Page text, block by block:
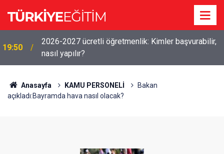
19:50
2026-2027 ücretli öğretmenlik: Kimler başvurabilir,
nasıl yapılır?
Anasayfa KAMU PERSONELİ
Bakan
açıkladı:Bayramda hava nasıl olacak?